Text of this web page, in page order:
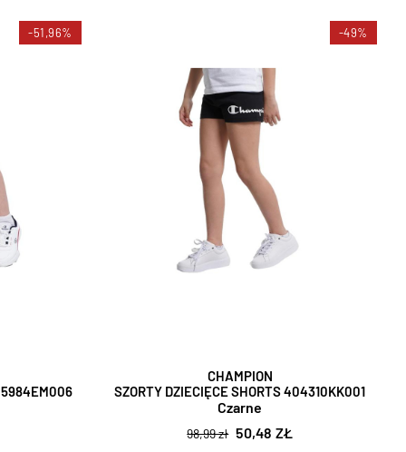
-51,96% -49%
CHAMPION
SZORTY DZIECIĘCE SHORTS 404310KK001
Czarne
98,99 zł 50,48 ZŁ